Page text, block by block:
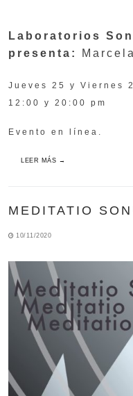
Laboratorios
presenta:
Jueves 25 y Viernes
12:00 y 20:00 pm
Evento en línea.
LEER MÁS →
MEDITATIO
10/11/2020